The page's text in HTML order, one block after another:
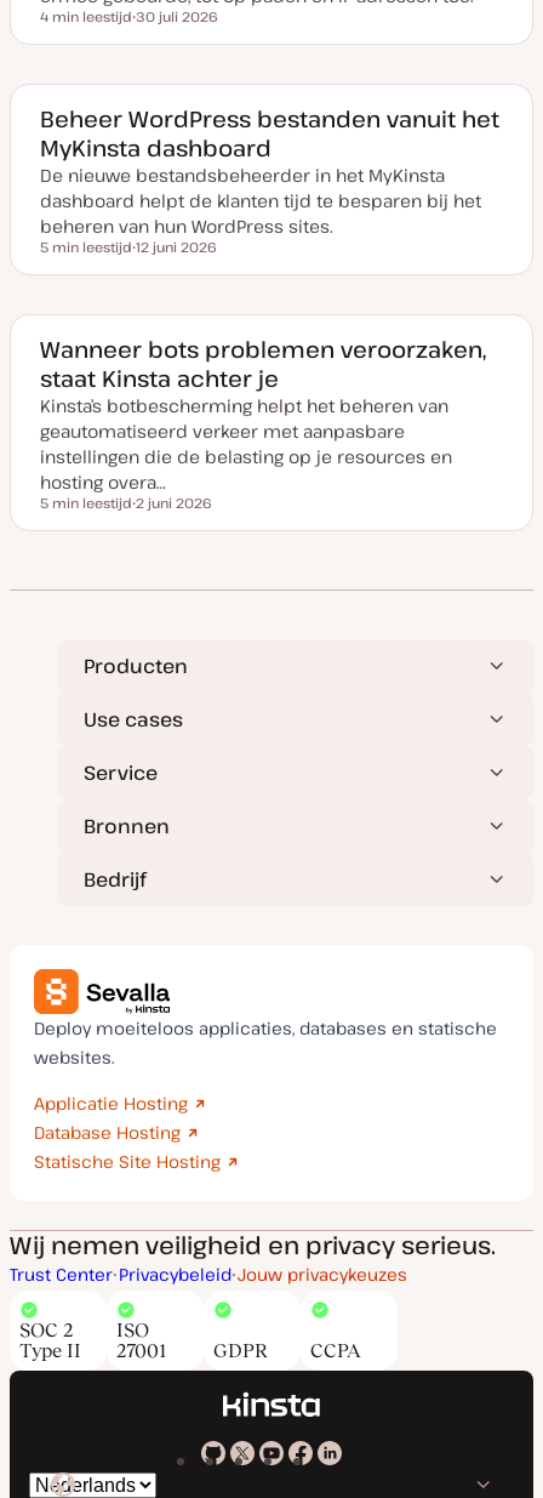
Leestijd
4 min leestijd
a
u
v
a
n
u
p
d
a
t
e
30 juli 2026
Beheer WordPress bestanden vanuit het
MyKinsta dashboard
De nieuwe bestandsbeheerder in het MyKinsta
dashboard helpt de klanten tijd te besparen bij het
beheren van hun WordPress sites.
Leestijd
5 min leestijd
a
u
v
a
n
u
p
d
a
t
e
12 juni 2026
Wanneer bots problemen veroorzaken,
staat Kinsta achter je
Kinsta’s botbescherming helpt het beheren van
geautomatiseerd verkeer met aanpasbare
instellingen die de belasting op je resources en
hosting overa…
Leestijd
5 min leestijd
a
p
d
e
2 juni 2026
Producten
Use cases
Service
Bronnen
Bedrijf
Deploy moeiteloos applicaties, databases en statische
websites.
Applicatie Hosting
Database Hosting
Statische Site Hosting
Wij nemen veiligheid en privacy serieus.
Trust Center Privacybeleid Jouw privacykeuzes
SOC 2
Type II
ISO
27001
GDPR CCPA
KinstaKinstaKinsta
KinstaKinsta
Selecteer